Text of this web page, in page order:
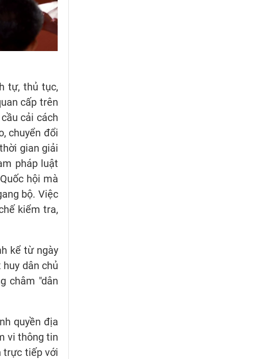
tự, thủ tục,
cấp trên
cải cách
chuyển đổi
gian giải
pháp luật
hội mà
bộ. Việc
kiểm tra,
kể từ ngày
dân chủ
châm "dân
quyền địa
vi thông tin
trực tiếp với